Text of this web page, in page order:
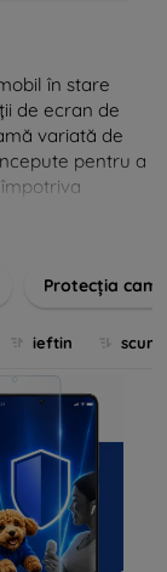
în stare
de ecran de
variată de
pentru a
aplicat,
nevoilor
rămâne
de ecran din
Protecția
ieftin